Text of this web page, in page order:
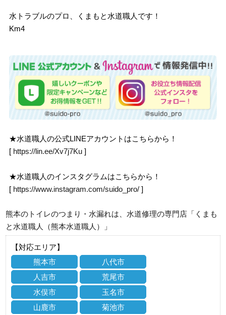
水トラブルのプロ、くまもと水道職人です！
Km4
★水道職人の公式LINEアカウントはこちらから！
[ https://lin.ee/Xv7j7Ku ]
★水道職人のインスタグラムはこちらから！
[ https://www.instagram.com/suido_pro/ ]
熊本のトイレのつまり・水漏れは、水道修理の専門店「くまも
と水道職人（熊本水道職人）」
【対応エリア】
熊本市
八代市
人吉市
荒尾市
水俣市
玉名市
山鹿市
菊池市